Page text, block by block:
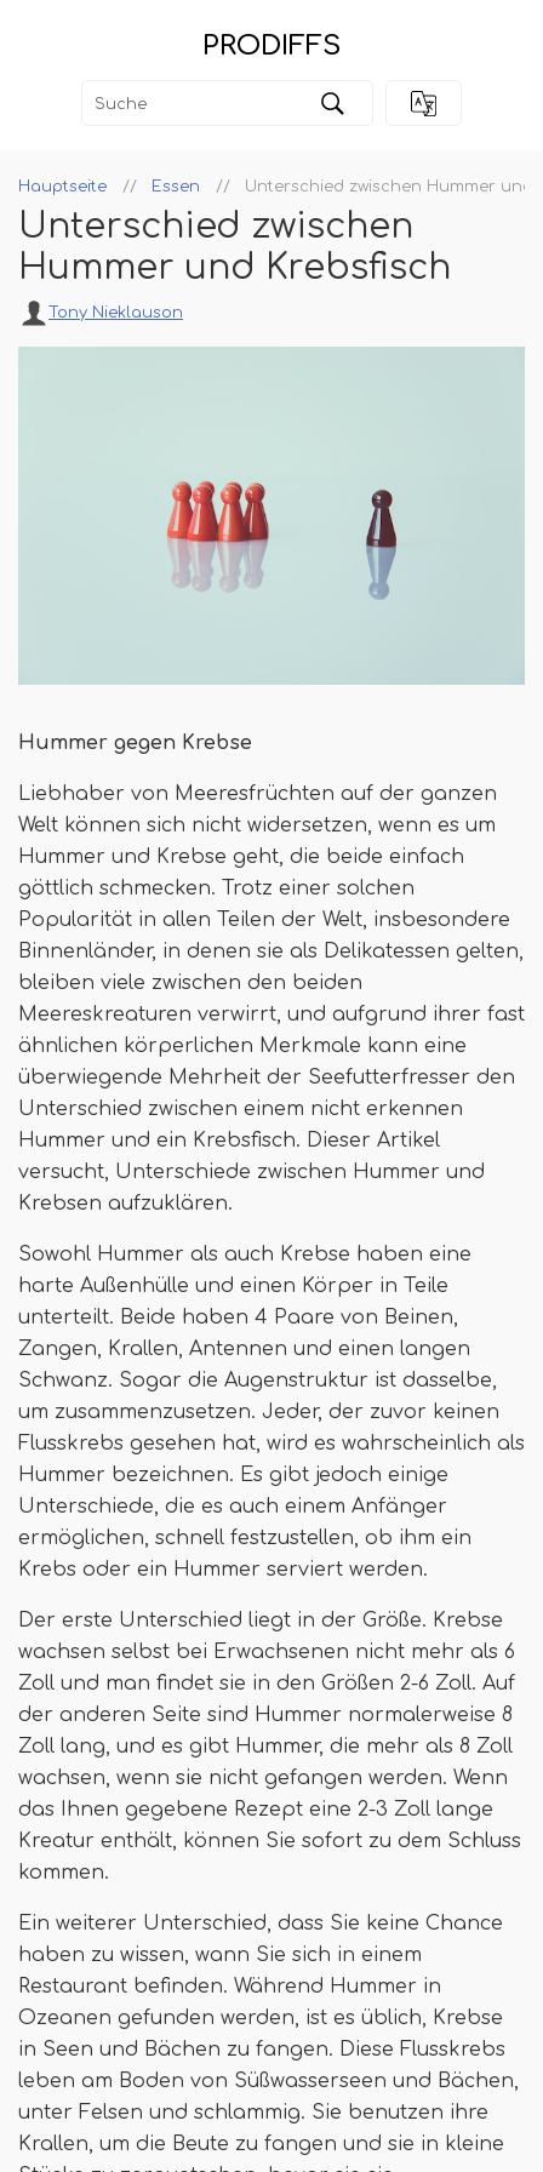
PRODIFFS
Hauptseite Essen Unterschied zwischen Hummer und
Unterschied zwischen
Hummer und Krebsfisch
Tony Nieklauson
Hummer gegen Krebse
Liebhaber von Meeresfrüchten auf der ganzen
Welt können sich nicht widersetzen, wenn es um
Hummer und Krebse geht, die beide einfach
göttlich schmecken. Trotz einer solchen
Popularität in allen Teilen der Welt, insbesondere
Binnenländer, in denen sie als Delikatessen gelten,
bleiben viele zwischen den beiden
Meereskreaturen verwirrt, und aufgrund ihrer fast
ähnlichen körperlichen Merkmale kann eine
überwiegende Mehrheit der Seefutterfresser den
Unterschied zwischen einem nicht erkennen
Hummer und ein Krebsfisch. Dieser Artikel
versucht, Unterschiede zwischen Hummer und
Krebsen aufzuklären.
Sowohl Hummer als auch Krebse haben eine
harte Außenhülle und einen Körper in Teile
unterteilt. Beide haben 4 Paare von Beinen,
Zangen, Krallen, Antennen und einen langen
Schwanz. Sogar die Augenstruktur ist dasselbe,
um zusammenzusetzen. Jeder, der zuvor keinen
Flusskrebs gesehen hat, wird es wahrscheinlich als
Hummer bezeichnen. Es gibt jedoch einige
Unterschiede, die es auch einem Anfänger
ermöglichen, schnell festzustellen, ob ihm ein
Krebs oder ein Hummer serviert werden.
Der erste Unterschied liegt in der Größe. Krebse
wachsen selbst bei Erwachsenen nicht mehr als 6
Zoll und man findet sie in den Größen 2-6 Zoll. Auf
der anderen Seite sind Hummer normalerweise 8
Zoll lang, und es gibt Hummer, die mehr als 8 Zoll
wachsen, wenn sie nicht gefangen werden. Wenn
das Ihnen gegebene Rezept eine 2-3 Zoll lange
Kreatur enthält, können Sie sofort zu dem Schluss
kommen.
Ein weiterer Unterschied, dass Sie keine Chance
haben zu wissen, wann Sie sich in einem
Restaurant befinden. Während Hummer in
Ozeanen gefunden werden, ist es üblich, Krebse
in Seen und Bächen zu fangen. Diese Flusskrebs
leben am Boden von Süßwasserseen und Bächen,
unter Felsen und schlammig. Sie benutzen ihre
Krallen, um die Beute zu fangen und sie in kleine